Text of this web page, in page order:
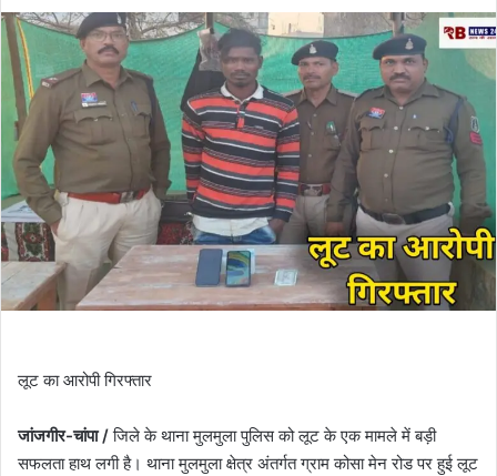
लूट का आरोपी गिरफ्तार
जांजगीर-चांपा /जिले के थाना मुलमुला पुलिस को लूट के एक मामले में बड़ी
सफलता हाथ लगी है। थाना मुलमुला क्षेत्र अंतर्गत ग्राम कोसा मेन रोड पर हुई लूट